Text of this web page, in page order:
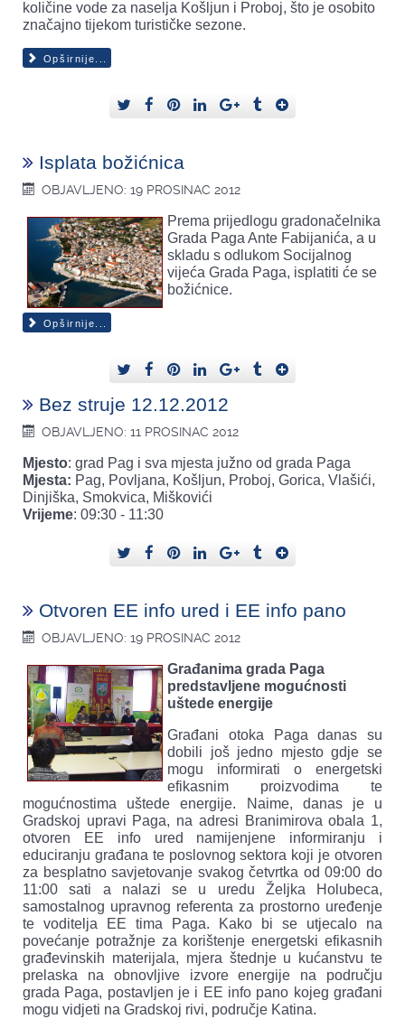
količine vode za naselja Košljun i Proboj, što je osobito
značajno tijekom turističke sezone.
Opširnije...
Isplata božićnica
OBJAVLJENO: 19 PROSINAC 2012
Prema prijedlogu gradonačelnika
Grada Paga Ante Fabijanića, a u
skladu s odlukom Socijalnog
vijeća Grada Paga, isplatiti će se
božićnice.
Opširnije...
Bez struje 12.12.2012
OBJAVLJENO: 11 PROSINAC 2012
Mjesto: grad Pag i sva mjesta južno od grada Paga
Mjesta: Pag, Povljana, Košljun, Proboj, Gorica, Vlašići,
Dinjiška, Smokvica, Miškovići
Vrijeme: 09:30 - 11:30
Otvoren EE info ured i EE info pano
OBJAVLJENO: 19 PROSINAC 2012
Građanima grada Paga
predstavljene mogućnosti
uštede energije
Građani otoka Paga danas su
dobili još jedno mjesto gdje se
mogu informirati o energetski
efikasnim proizvodima te
mogućnostima uštede energije. Naime, danas je u
Gradskoj upravi Paga, na adresi Branimirova obala 1,
otvoren EE info ured namijenjene informiranju i
educiranju građana te poslovnog sektora koji je otvoren
za besplatno savjetovanje svakog četvrtka od 09:00 do
11:00 sati a nalazi se u uredu Željka Holubeca,
samostalnog upravnog referenta za prostorno uređenje
te voditelja EE tima Paga. Kako bi se utjecalo na
povećanje potražnje za korištenje energetski efikasnih
građevinskih materijala, mjera štednje u kućanstvu te
prelaska na obnovljive izvore energije na području
grada Paga, postavljen je i EE info pano kojeg građani
mogu vidjeti na Gradskoj rivi, područje Katina.